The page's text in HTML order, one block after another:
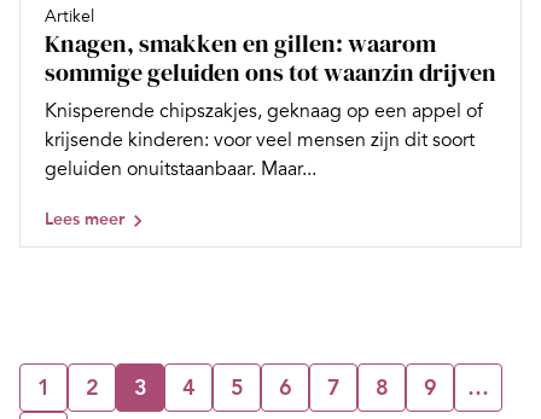
Artikel
Knagen, smakken en gillen: waarom
sommige geluiden ons tot waanzin drijven
Knisperende chipszakjes, geknaag op een appel of
krijsende kinderen: voor veel mensen zijn dit soort
geluiden onuitstaanbaar. Maar...
Lees meer
1 2 3 4 5 6 7 8 9
…